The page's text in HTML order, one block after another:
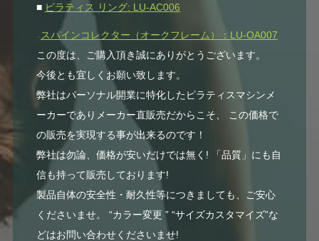
■ ピラティス リング: LU-AC006
・
スパインコレクター（オークフレーム）：LU-OA007
この度は、ご購入頂き誠にありがとうございます。
今後とも宜しくお願い致します。
弊社はパーソナル開業に特化したピラティスマシンメ
ーカーでありメーカー直販売だからこそ、 この価格で
の販売を実現する事が出来るのです！
弊社は勿論、価格が安いだけでは無く! 「品質」にも自
信も持って販売しております!
製品自体の安全性・耐久性等につきましても、ご安心
くださいませ。 “カラー変更 ” “サイズカスタマイズ”な
どはお問い合わせくださいませ!